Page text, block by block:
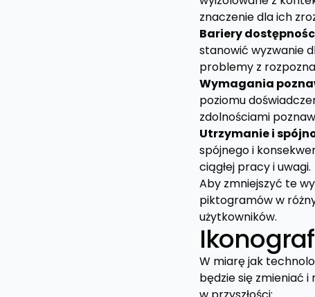
znaczenie dla ich
Bariery
stanowić wyzwanie
problemy z
Wymagania
poziomu
zdolnościami
Utrzymanie i
spójnego i
ciągłej pracy i uwagi.
Aby zmniejszyć te
piktogramów w
użytkowników.
W miarę jak
będzie się zmieniać